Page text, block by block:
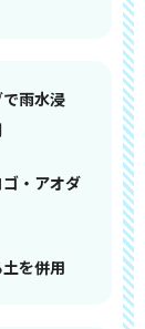
雨水浸
・アオダ
を併用